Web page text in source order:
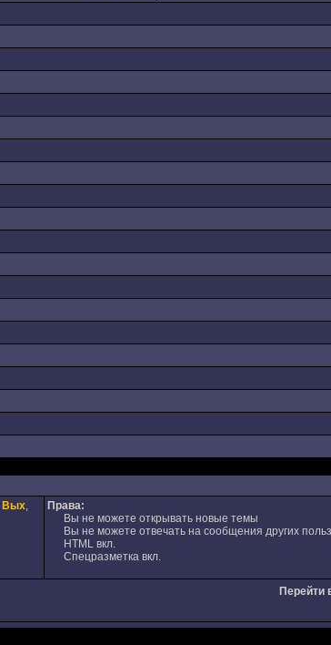
Вых,
Права:
Вы не можете открывать новые темы
Вы не можете отвечать на сообщения других
HTML вкл.
Спецразметка вкл.
Перейти